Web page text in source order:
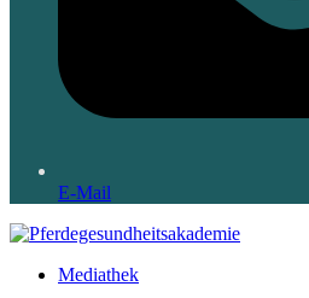
E-Mail
Mediathek